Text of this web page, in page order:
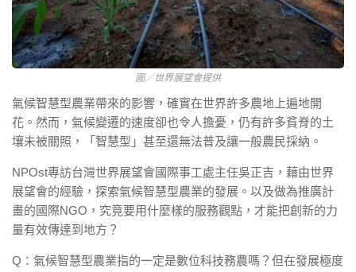
圖／世界展望會提供
氣候智慧型農業帶來的影響，確實在世界許多農地上遍地開
花。然而，氣候變遷的速度卻也令人擔憂，仍有許多貧脊的土
壤未被關照，「智慧型」甚至還無法普及讓一般農民採納。
NPOst專訪台灣世界展望會國際事工處主任吳正吉，藉由世界
展望會的經驗，探索氣候智慧型農業的發展。以及做為推廣計
畫的國際NGO，究竟要用什麼樣的服務觀點，才能把創新的力
量有效傳達到地方？
Q：氣候智慧型農業指的一定是數位科技務農嗎？但在發展極度